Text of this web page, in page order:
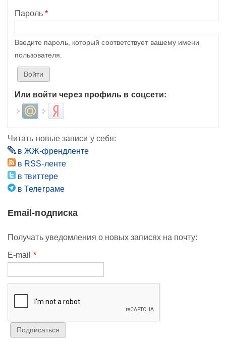
Пароль*
Введите пароль, который соответствует вашему имени
пользователя.
Или войти через профиль в соцсети:
Login with Mail.ruLogin with Яндекс
Читать новые записи у себя:
в ЖЖ-френдленте
в RSS-ленте
в твиттере
в Телеграме
Email-подписка
Получать уведомления о новых записях на почту:
E-mail *